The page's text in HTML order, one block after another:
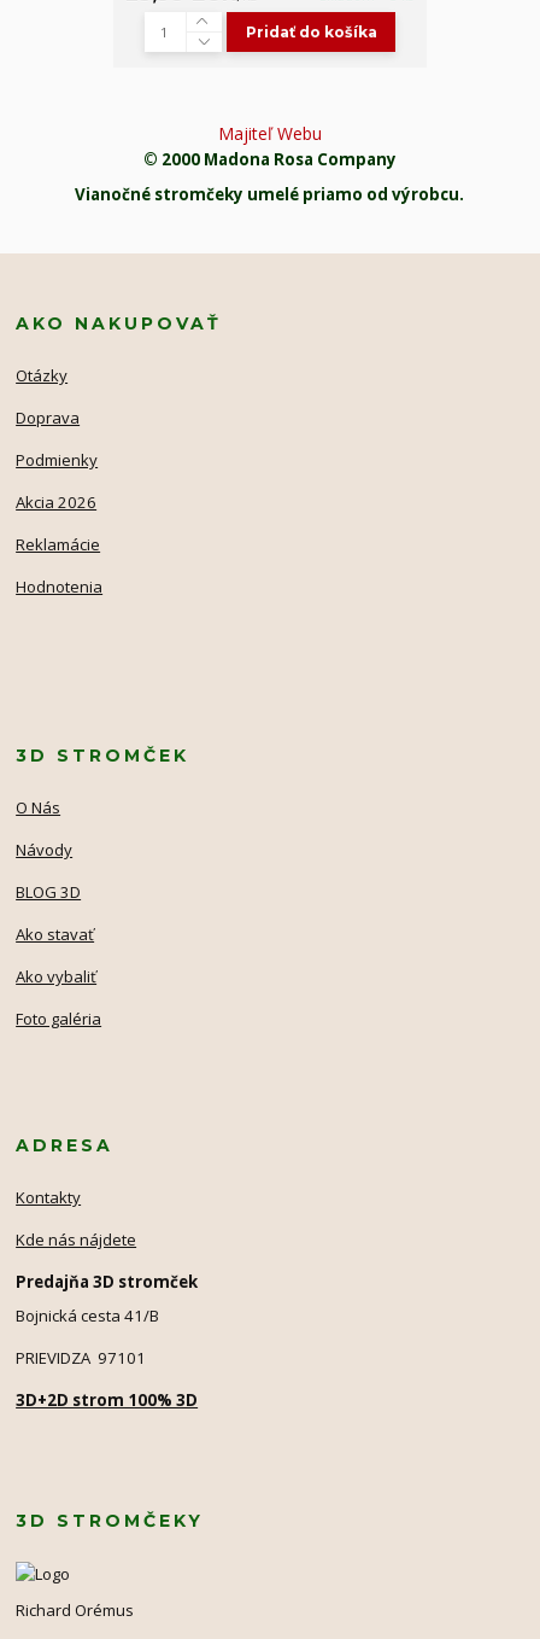
Pridať do košíka
Majiteľ Webu
© 2000 Madona Rosa Company
Vianočné stromčeky umelé priamo od výrobcu.
AKO NAKUPOVAŤ
Otázky
Doprava
Podmienky
Akcia 2026
Reklamácie
Hodnotenia
3D STROMČEK
O Nás
Návody
BLOG 3D
Ako stavať
Ako vybaliť
Foto galéria
ADRESA
Kontakty
Kde nás nájdete
Predajňa 3D stromček
Bojnická cesta 41/B
PRIEVIDZA 97101
3D+2D strom 100% 3D
3D STROMČEKY
Richard Orémus